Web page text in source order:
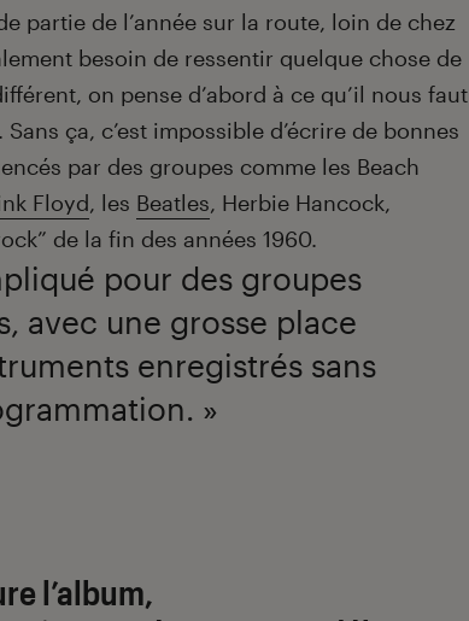
partie de l’année sur la route, loin de chez
besoin de ressentir quelque chose de
on pense d’abord à ce qu’il nous faut
ça, c’est impossible d’écrire de bonnes
par des groupes comme les Beach
Floyd, les Beatles, Herbie Hancock,
de la fin des années 1960.
pour des groupes
avec une grosse place
enregistrés sans
»
l’album,